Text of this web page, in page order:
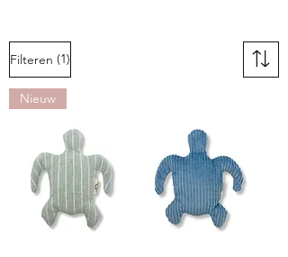
Filteren (1)
Nieuw